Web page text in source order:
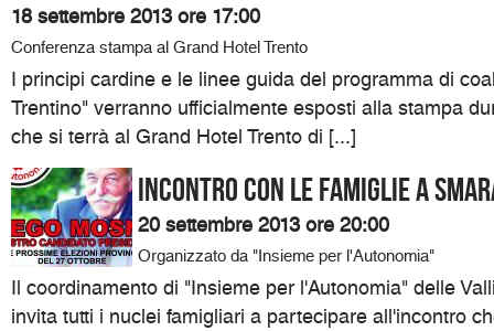
18 settembre 2013 ore 17:00
Conferenza stampa al Grand Hotel Trento
I principi cardine e le linee guida del programma di
Trentino" verranno ufficialmente esposti alla stampa
che si terrà al Grand Hotel Trento di [...]
Incontro con le famiglie a
20 settembre 2013 ore 20:00
Organizzato da "Insieme per l'Autonomia"
Il coordinamento di "Insieme per l'Autonomia" delle
invita tutti i nuclei famigliari a partecipare all'incontro